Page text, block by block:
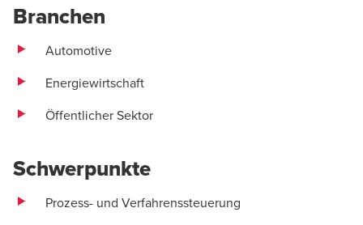
Branchen
Automotive
Energiewirtschaft
Öffentlicher Sektor
Schwerpunkte
Prozess- und Verfahrenssteuerung